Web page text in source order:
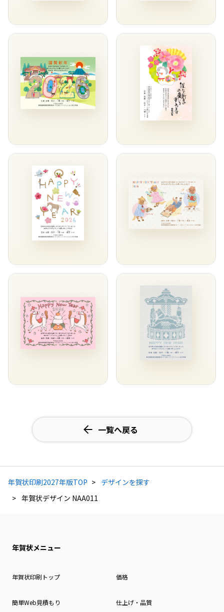
一覧へ戻る
年賀状印刷2027年版TOP
デザインを探す
年賀状デザイン NAA011
年賀状メニュー
年賀状印刷トップ 価格
簡単Web見積もり 仕上げ・品質